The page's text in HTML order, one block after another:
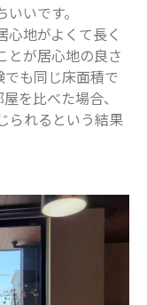
いです。
地がよくて長く
とが居心地の良さ
でも同じ床面積で
を比べた場合、
られるという結果